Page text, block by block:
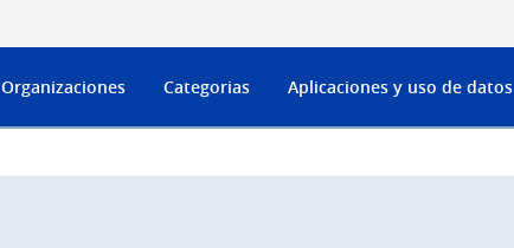
Organizaciones Categorias Aplicaciones y uso de datos